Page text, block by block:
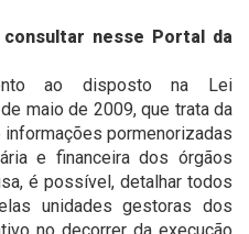
nesse Portal da
ao disposto na Lei
maio de 2009, que trata da
pormenorizadas
e financeira dos órgãos
é possível, detalhar todos
unidades gestoras dos